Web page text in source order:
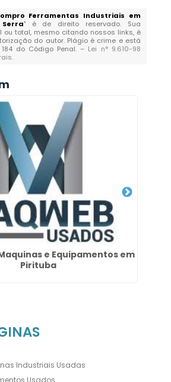
Ferramentas Industriais em
" é de direito reservado. Sua
ou total, mesmo citando nossos links, é
do autor. Plágio é crime e está
do Código Penal. – Lei n° 9.610-98
.
e Equipamentos em
Pirituba
Industriais Usadas
Usados